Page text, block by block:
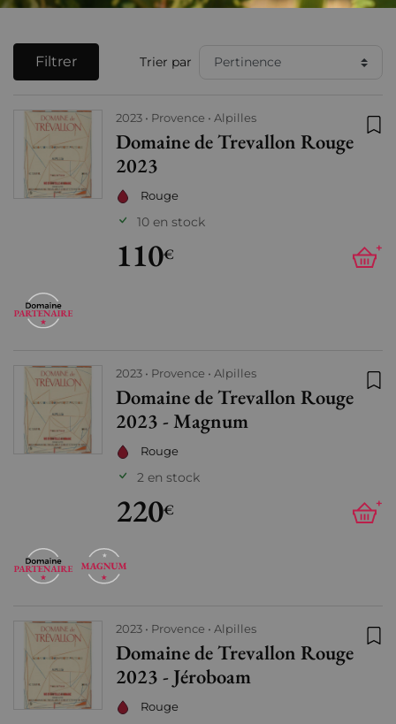
Filtrer Trier par
2023 Provence Alpilles
Domaine de Trevallon Rouge
2023
Rouge
10 en stock
110€ +
2023 Provence Alpilles
Domaine de Trevallon Rouge
2023 - Magnum
Rouge
2 en stock
220€ +
2023 Provence Alpilles
Domaine de Trevallon Rouge
2023 - Jéroboam
Rouge